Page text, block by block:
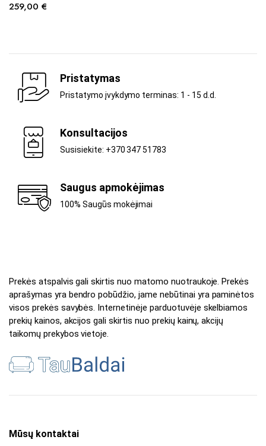
259,00 €
Pristatymas
Pristatymo įvykdymo terminas: 1 - 15 d.d.
Konsultacijos
Susisiekite: +370 347 51783
Saugus apmokėjimas
100% Saugūs mokėjimai
Prekės atspalvis gali skirtis nuo matomo nuotraukoje. Prekės
aprašymas yra bendro pobūdžio, jame nebūtinai yra paminėtos
visos prekės savybės. Internetinėje parduotuvėje skelbiamos
prekių kainos, akcijos gali skirtis nuo prekių kainų, akcijų
taikomų prekybos vietoje.
Mūsų kontaktai